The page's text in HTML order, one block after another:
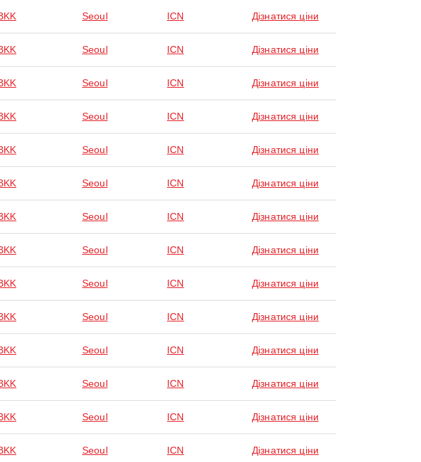
Seoul ICN Дізнатися ціни
Seoul ICN Дізнатися ціни
Seoul ICN Дізнатися ціни
Seoul ICN Дізнатися ціни
Seoul ICN Дізнатися ціни
Seoul ICN Дізнатися ціни
Seoul ICN Дізнатися ціни
Seoul ICN Дізнатися ціни
Seoul ICN Дізнатися ціни
Seoul ICN Дізнатися ціни
Seoul ICN Дізнатися ціни
Seoul ICN Дізнатися ціни
Seoul ICN Дізнатися ціни
Seoul ICN Дізнатися ціни